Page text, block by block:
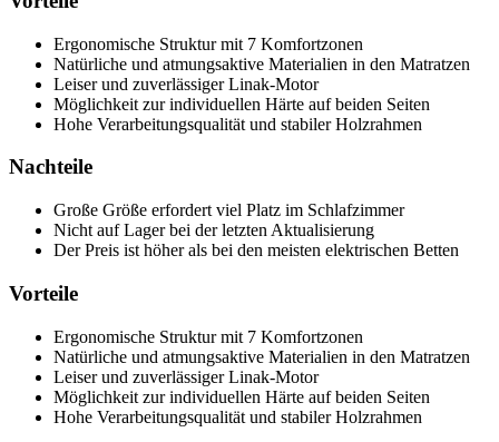
Ergonomische Struktur mit 7 Komfortzonen
Natürliche und atmungsaktive Materialien in den Matratzen
Leiser und zuverlässiger Linak-Motor
Möglichkeit zur individuellen Härte auf beiden Seiten
Hohe Verarbeitungsqualität und stabiler Holzrahmen
Nachteile
Große Größe erfordert viel Platz im Schlafzimmer
Nicht auf Lager bei der letzten Aktualisierung
Der Preis ist höher als bei den meisten elektrischen Betten
Vorteile
Ergonomische Struktur mit 7 Komfortzonen
Natürliche und atmungsaktive Materialien in den Matratzen
Leiser und zuverlässiger Linak-Motor
Möglichkeit zur individuellen Härte auf beiden Seiten
Hohe Verarbeitungsqualität und stabiler Holzrahmen